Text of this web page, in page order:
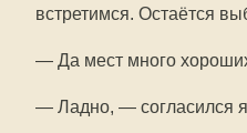
встретимся. Остаётся
— Да мест много
— Ладно, — согласился